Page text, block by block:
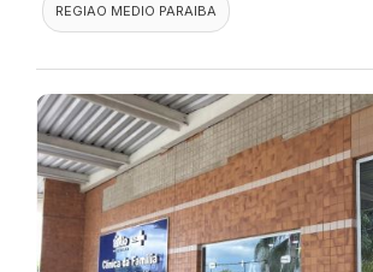
REGIAO MEDIO PARAIBA